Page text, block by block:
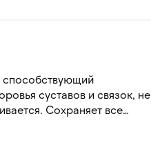
способствующий
суставов и связок, не
Сохраняет все